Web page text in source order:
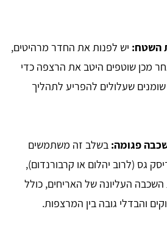
השטח: יש לפנות את החדר מרהיטים,
מכן שוטפים היטב את הרצפה כדי
שעלולים להפריע לתהליך
פגומה: בשלב זה משתמשים
גס (לרוב יהלום או קרבורנדום),
העליונה של האריחים, כולל
והבדלי גובה בין המרצפות.